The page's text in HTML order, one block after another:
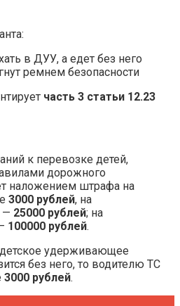
в ДУУ, а едет без него
ремнем безопасности
часть 3 статьи 12.23
к перевозке детей,
дорожного
наложением штрафа на
3000 рублей, на
— 25000 рублей; на
100000 рублей.
детское удерживающее
без него, то водителю ТС
3000 рублей.